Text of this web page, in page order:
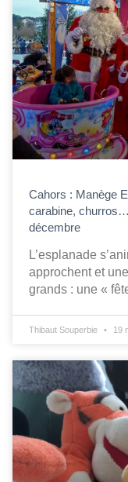
Cahors : Manège
carabine,
décembre
L’esplanade
approchent et
grands : une «
Thibaut Souperbie 19